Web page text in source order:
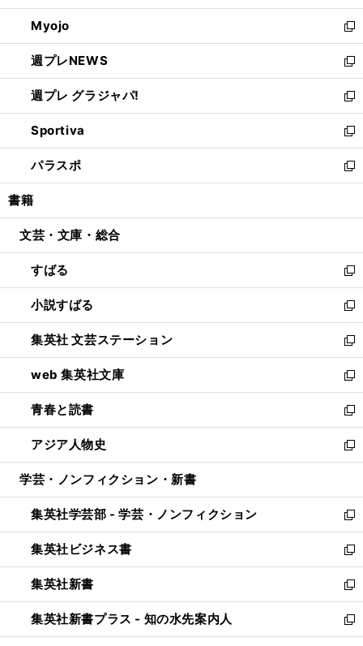
開
く
ウ
で
開
く
ン
ド
ウ
で
開
く
ウ
ィ
ン
ド
ウ
で
開
く
Myojo
新
し
い
ウ
ィ
ン
ド
ウ
で
開
週プレNEWS
新
し
い
ウ
ィ
ン
ド
ウ
開
週プレ グラジャパ!
新
し
い
ウ
ィ
ン
ウ
開
く
Sportiva
新
し
い
ウ
ン
ウ
で
開
く
パラスポ
新
し
ウ
ン
ド
ウ
で
開
く
書籍
文芸・文庫・総合
すばる
新
し
い
ウ
ィ
ン
ド
ウ
で
開
く
小説すばる
新
し
い
ウ
ィ
ン
ド
ウ
で
開
集英社 文芸ステーション
新
し
い
ウ
ィ
ン
ド
ウ
開
く
web 集英社文庫
新
し
い
ウ
ィ
ン
ウ
で
開
く
青春と読書
新
し
い
ウ
ン
ド
ウ
で
開
く
アジア人物史
新
し
ウ
ィ
ン
ド
ウ
で
開
く
学芸・ノンフィクション・新書
集英社学芸部 - 学芸・ノンフィクション
新
し
い
ウ
ィ
ン
ド
ウ
集英社ビジネス書
新
し
い
ウ
ィ
ン
集英社新書
新
し
い
ウ
集英社新書プラス - 知の水先案内人
新
し